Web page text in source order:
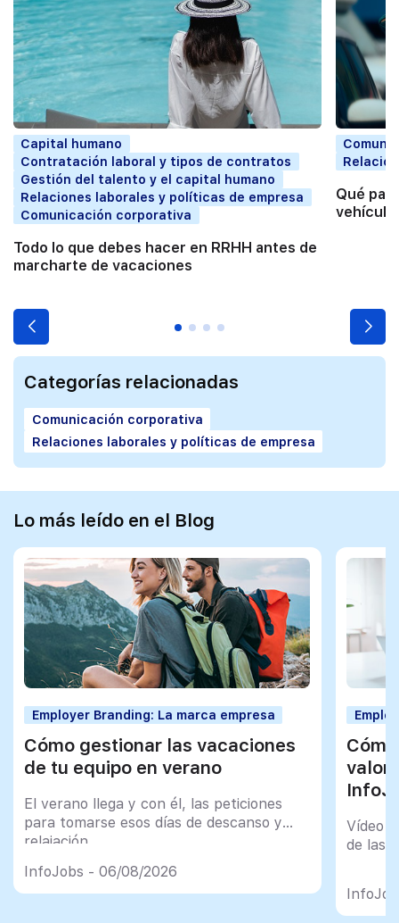
Capital humano
Contratación laboral y tipos de contratos
Gestión del talento y el capital humano
Relaciones laborales y políticas de empresa
Comunicación corporativa
Todo lo que debes hacer en RRHH antes de
marcharte de vacaciones
Qué
vehículo
Categorías relacionadas
Comunicación corporativa
Relaciones laborales y políticas de empresa
Lo más leído en el Blog
Employer Branding: La marca empresa
Cómo gestionar las vacaciones
de tu equipo en verano
El verano llega y con él, las peticiones
para tomarse esos días de descanso y
relajación
InfoJobs - 06/08/2026
Vídeo
de las